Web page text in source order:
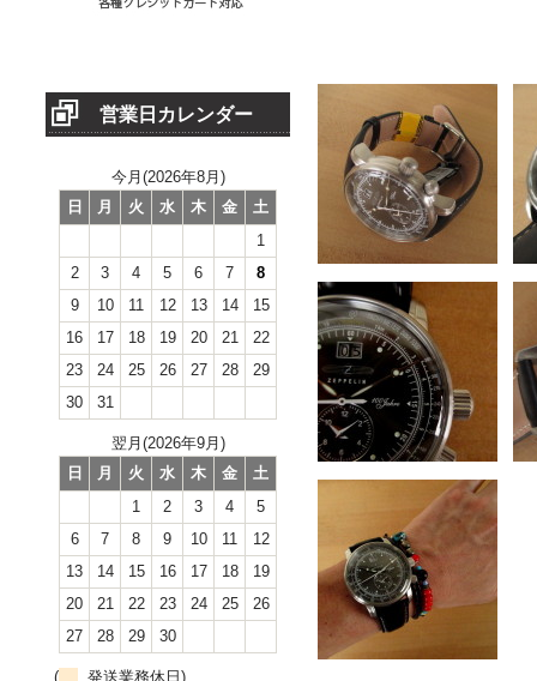
営業日カレンダー
今月(2026年8月)
日
月 火 水 木 金
土
1
2
3 4 5 6 7
8
9
10 11 12 13 14
15
16
17 18 19 20 21
22
23
24 25 26 27 28
29
30
31
翌月(2026年9月)
日
月 火 水 木 金
土
1
2 3 4
5
6
7 8 9 10 11
12
13
14 15 16 17 18
19
20
21 22 23 24 25
26
27
28 29 30
( 発送業務休日)